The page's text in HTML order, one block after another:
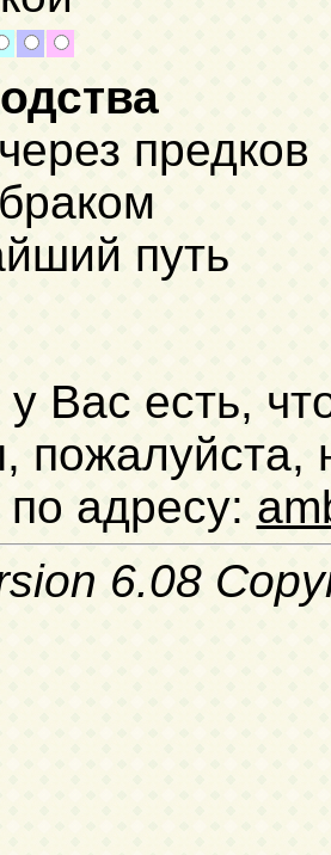
предков
путь
Вас есть,
пожалуйста,
по адресу:
6.08